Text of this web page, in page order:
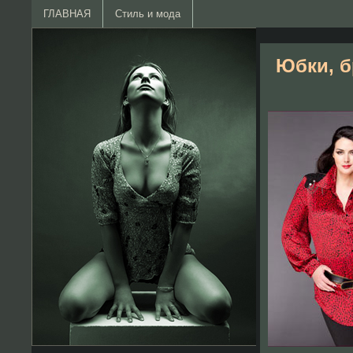
ГЛАВНАЯ Стиль и мода
Юбки,